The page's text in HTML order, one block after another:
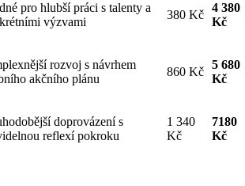
pro hlubší práci s talenty a
výzvami
380 Kč
4 380
Kč
rozvoj s návrhem
akčního plánu
860 Kč
5 680
Kč
doprovázení s
reflexí pokroku
1 340
Kč
7180
Kč